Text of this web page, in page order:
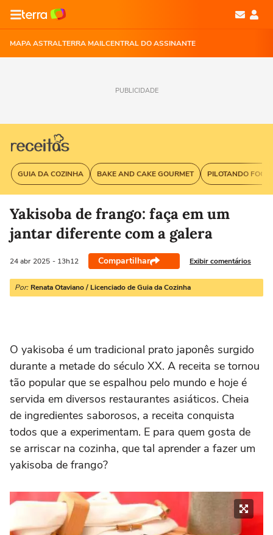
MAPA ASTRALTERRA MAILCENTRAL DO ASSINANTE
PUBLICIDADE
GUIA DA COZINHA BAKE AND CAKE GOURMET PILOTANDO
Yakisoba de frango: faça em um
jantar diferente com a galera
24 abr 2025 - 13h12 Compartilhar Exibir comentários
Por: Renata Otaviano / Licenciado de Guia da Cozinha
O yakisoba é um tradicional prato japonês surgido
durante a metade do século XX. A receita se tornou
tão popular que se espalhou pelo mundo e hoje é
servida em diversos restaurantes asiáticos. Cheia
de ingredientes saborosos, a receita conquista
todos que a experimentam. E para quem gosta de
se arriscar na cozinha, que tal aprender a fazer um
yakisoba de frango?